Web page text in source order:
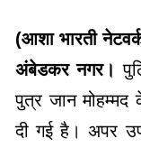
(आशा भारती
अंबेडकर नगर।
पुत्र जान
दी गई है। अपर